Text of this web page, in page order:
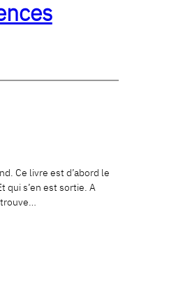
Ce livre est d’abord le
qui s’en est sortie. A